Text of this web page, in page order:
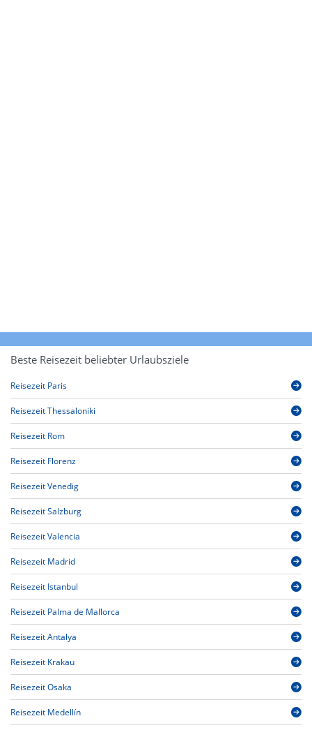
Beste Reisezeit beliebter Urlaubsziele
Reisezeit Paris
Reisezeit Thessaloniki
Reisezeit Rom
Reisezeit Florenz
Reisezeit Venedig
Reisezeit Salzburg
Reisezeit Valencia
Reisezeit Madrid
Reisezeit Istanbul
Reisezeit Palma de Mallorca
Reisezeit Antalya
Reisezeit Krakau
Reisezeit Osaka
Reisezeit Medellín